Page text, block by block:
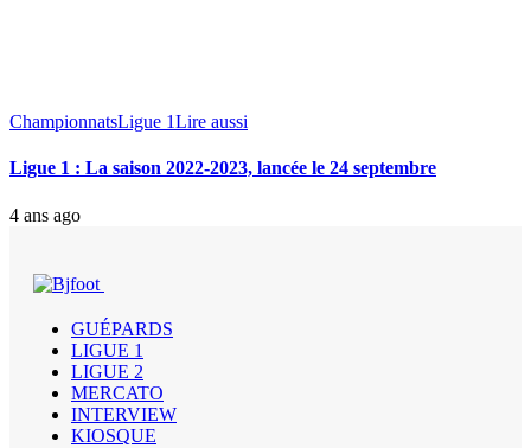
ChampionnatsLigue 1Lire aussi
Ligue 1 : La saison 2022-2023, lancée le 24 septembre
4 ans ago
GUÉPARDS
LIGUE 1
LIGUE 2
MERCATO
INTERVIEW
KIOSQUE